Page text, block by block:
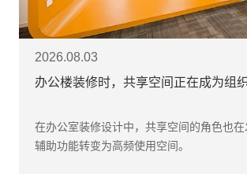
2026.08.03
办公楼装修时，共享空间正在成为组
在办公室装修设计中，共享空间的角色也
辅助功能转变为高频使用空间。